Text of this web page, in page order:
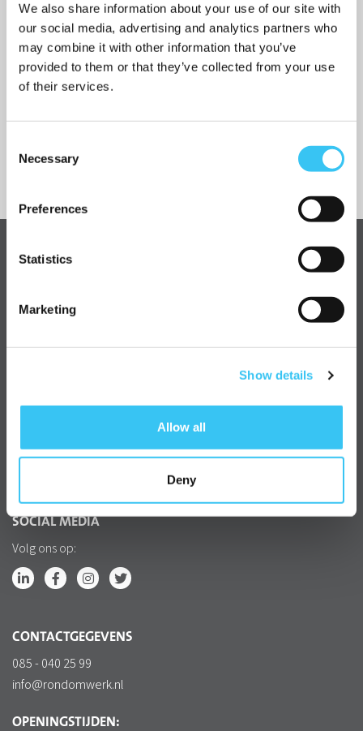
We also share information about your use of our site with
our social media, advertising and analytics partners who
may combine it with other information that you’ve
provided to them or that they’ve collected from your use
of their services.
Selection
Necessary
Preferences
Statistics
Marketing
Show details
Allow all
Deny
KUNNEN WIJ U ERGENS MEE HELPEN?
Wij helpen u graag verder als u vragen heeft of een
afspraak wilt inplannen met een van onze collega's.
Wet Verbetering Poortwachter
Wat doet een arbeidsdeskundige?
Verschil bedrijfsarts en arboarts
SOCIAL MEDIA
Volg ons op:
CONTACTGEGEVENS
085 - 040 25 99
info@rondomwerk.nl
OPENINGSTIJDEN: